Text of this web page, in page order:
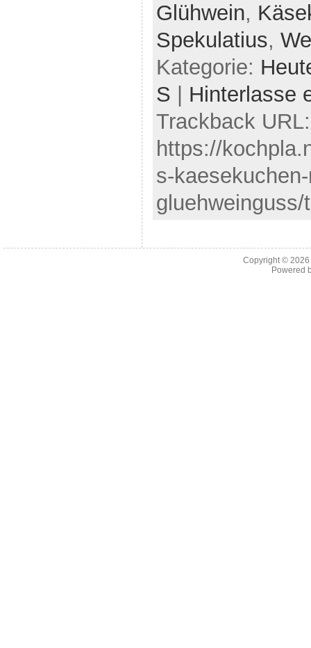
Glühwein,
Spekulatius,
Kategorie:
S
Hinterlasse
Trackback URL:
https://
s-
Copyright ©
Powered